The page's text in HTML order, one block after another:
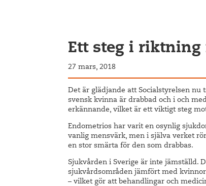
Ett steg i riktning
27 mars, 2018
Det är glädjande att Socialstyrelsen
svensk kvinna är drabbad och i och
erkännande, vilket är ett viktigt steg
Endometrios har varit en osynlig
vanlig mensvärk, men i själva verket
en stor smärta för den som drabbas.
Sjukvården i Sverige är inte jämställd.
sjukvårdsområden jämfört med
– vilket gör att behandlingar och